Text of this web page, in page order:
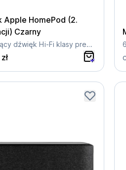
Apple HomePod (2.
Czarny
Wciągający dźwięk Hi-Fi klasy premium